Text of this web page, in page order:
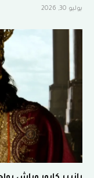
يوليو 30, 2026